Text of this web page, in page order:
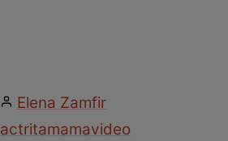
Elena Zamfir
actritamamavideo